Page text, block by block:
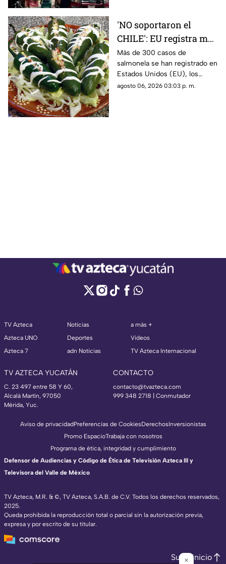
'NO soportaron el
CHILE': EU registra más
de 300 brotes de
salmonela
provenientes de
jalapeños de México
Más de 300 casos de
salmonela se han registrado en
Estados Unidos (EU), los
cuales eran provenientes de
agosto 06, 2026 03:03 p. m.
TV Azteca
Azteca UNO
Azteca 7
Noticias
Deportes
adn Noticias
a más +
Videos
TV Azteca Internacional
TV AZTECA YUCATÁN
C. 23 497 entre 58 Y 60,
Alcalá Martín, 97050
Mérida, Yuc.
CONTACTO
contacto@tvazteca.com
999 348 2718 | Conmutador
TV Azteca, M.R. & ©, TV Azteca, S.A.B. de C.V. Todos los derechos reservados,
2025.
Queda prohibida la reproducción total o parcial sin la autorización previa,
expresa y por escrito de su titular.
Aviso de privacidadPreferencias de CookiesDerechosInversionistas
Promo EspacioTrabaja con nosotros
Programa de ética, integridad y cumplimiento
Defensor de Audiencias y Código de Ética de Televisión Azteca III y
Televisora del Valle de México
Subir inicio